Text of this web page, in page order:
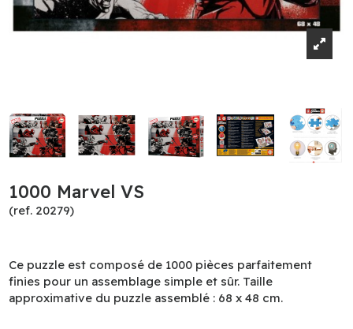
1000 Marvel VS
(ref. 20279)
Ce puzzle est composé de 1000 pièces parfaitement
finies pour un assemblage simple et sûr. Taille
approximative du puzzle assemblé : 68 x 48 cm.